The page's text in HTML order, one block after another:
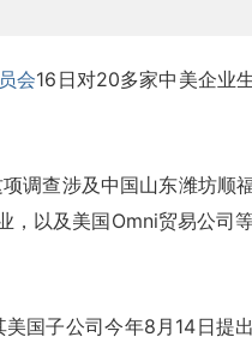
会16日对20多家中美企业
查涉及中国山东潍坊顺
，以及美国Omni贸易公司
国子公司今年8月14日提